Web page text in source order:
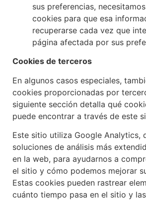
sus preferencias,
cookies para que esa
recuperarse cada vez que
página afectada por sus
Cookies de terceros
En algunos casos especiales,
cookies proporcionadas por
siguiente sección detalla qué
puede encontrar a través de este
Este sitio utiliza Google Analytics,
soluciones de análisis más
en la web, para ayudarnos a
el sitio y cómo podemos mejorar
Estas cookies pueden rastrear
cuánto tiempo pasa en el sitio y